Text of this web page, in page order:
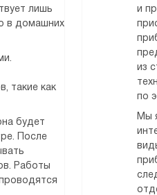
лишь
в домашних
такие как
будет
После
Работы
и
из
по
Мы